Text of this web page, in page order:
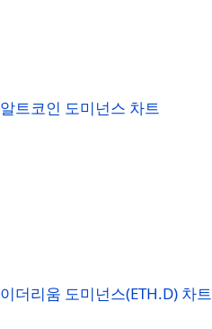
알트코인 도미넌스 차트
이더리움 도미넌스(ETH.D) 차트